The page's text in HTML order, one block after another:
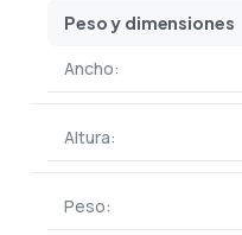
Peso y dimensiones
Ancho:
Altura:
Peso: